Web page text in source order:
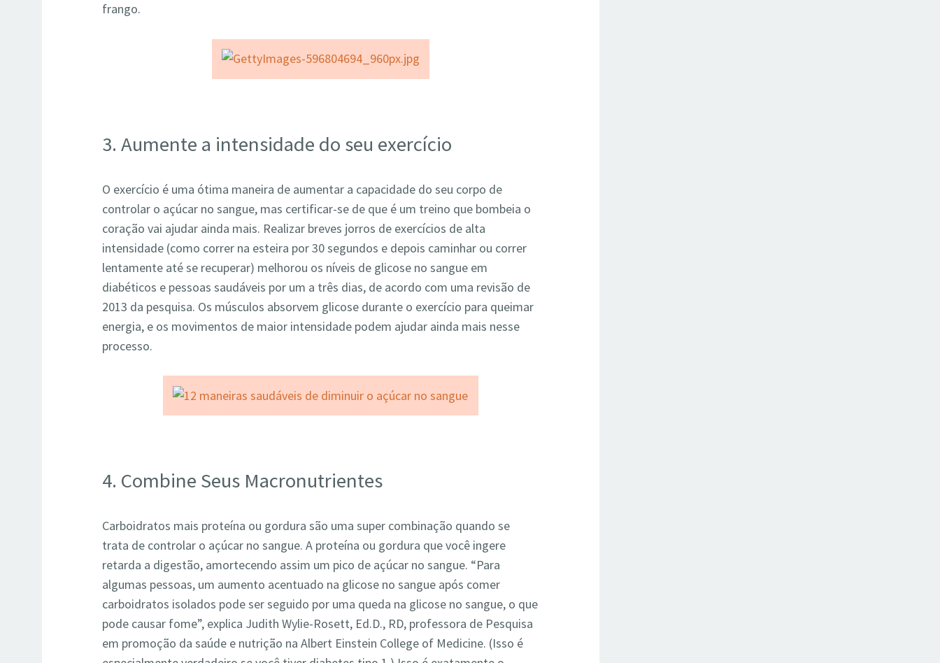
frango.
3. Aumente a intensidade do seu exercício
O exercício é uma ótima maneira de aumentar a capacidade do seu corpo de
controlar o açúcar no sangue, mas certificar-se de que é um treino que bombeia o
coração vai ajudar ainda mais. Realizar breves jorros de exercícios de alta
intensidade (como correr na esteira por 30 segundos e depois caminhar ou correr
lentamente até se recuperar) melhorou os níveis de glicose no sangue em
diabéticos e pessoas saudáveis ​​por um a três dias, de acordo com uma revisão de
2013 da pesquisa. Os músculos absorvem glicose durante o exercício para queimar
energia, e os movimentos de maior intensidade podem ajudar ainda mais nesse
processo.
4. Combine Seus Macronutrientes
Carboidratos mais proteína ou gordura são uma super combinação quando se
trata de controlar o açúcar no sangue. A proteína ou gordura que você ingere
retarda a digestão, amortecendo assim um pico de açúcar no sangue. “Para
algumas pessoas, um aumento acentuado na glicose no sangue após comer
carboidratos isolados pode ser seguido por uma queda na glicose no sangue, o que
pode causar fome”, explica Judith Wylie-Rosett, Ed.D., RD, professora de Pesquisa
em promoção da saúde e nutrição na Albert Einstein College of Medicine. (Isso é